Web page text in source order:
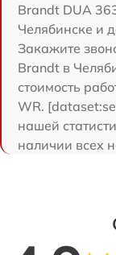
Brandt DUA
Челябинске и
Закажите
Brandt в
стоимость
WR.
нашей
наличии всех